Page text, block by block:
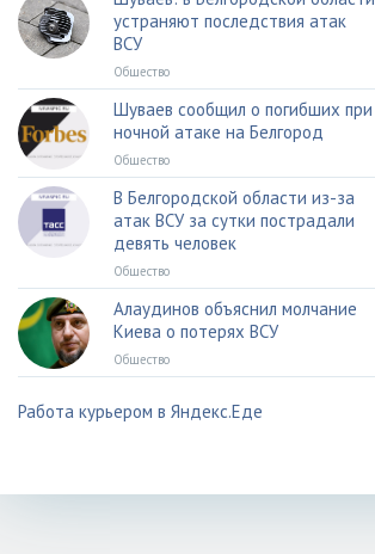
устраняют последствия атак
ВСУ
Общество
Шуваев сообщил о погибших при
ночной атаке на Белгород
Общество
В Белгородской области из-за
атак ВСУ за сутки пострадали
девять человек
Общество
Алаудинов объяснил молчание
Киева о потерях ВСУ
Общество
Работа курьером в Яндекс.Еде